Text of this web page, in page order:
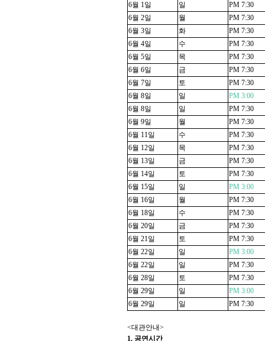
6월 1일 일
PM 7:30
6월 2일 월
PM 7:30
6월 3일 화
PM 7:30
6월 4일 수
PM 7:30
6월 5일 목
PM 7:30
6월 6일 금
PM 7:30
6월 7일 토
PM 7:30
6월 8일 일
PM 3:00
6월 8일 일
PM 7:30
6월 9일 월
PM 7:30
6월 11일 수
PM 7:30
6월 12일 목
PM 7:30
6월 13일 금
PM 7:30
6월 14일 토
PM 7:30
6월 15일 일
PM 3:00
6월 16일 월
PM 7:30
6월 18일 수
PM 7:30
6월 20일 금
PM 7:30
6월 21일 토
PM 7:30
6월 22일 일
PM 3:00
6월 22일 일
PM 7:30
6월 28일 토
PM 7:30
6월 29일 일
PM 3:00
6월 29일 일 PM 7:30
<대관안내>
1. 공연시간